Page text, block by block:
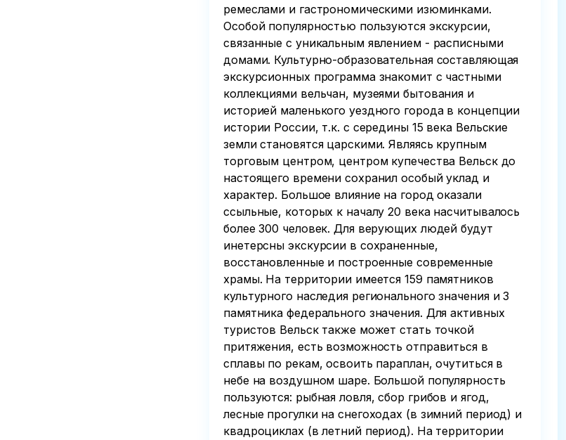
ремеслами и гастрономическими изюминками.
Особой популярностью пользуются экскурсии,
связанные с уникальным явлением - расписными
домами. Культурно-образовательная составляющая
экскурсионных программа знакомит с частными
коллекциями вельчан, музеями бытования и
историей маленького уездного города в концепции
истории России, т.к. с середины 15 века Вельские
земли становятся царскими. Являясь крупным
торговым центром, центром купечества Вельск до
настоящего времени сохранил особый уклад и
характер. Большое влияние на город оказали
ссыльные, которых к началу 20 века насчитывалось
более 300 человек. Для верующих людей будут
инетерсны экскурсии в сохраненные,
восстановленные и построенные современные
храмы. На территории имеется 159 памятников
культурного наследия регионального значения и 3
памятника федерального значения. Для активных
туристов Вельск также может стать точкой
притяжения, есть возможность отправиться в
сплавы по рекам, освоить параплан, очутиться в
небе на воздушном шаре. Большой популярность
пользуются: рыбная ловля, сбор грибов и ягод,
лесные прогулки на снегоходах (в зимний период) и
квадроциклах (в летний период). На территории